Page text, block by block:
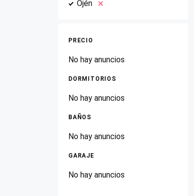
Ojén
PRECIO
No hay anuncios
DORMITORIOS
No hay anuncios
BAÑOS
No hay anuncios
GARAJE
No hay anuncios